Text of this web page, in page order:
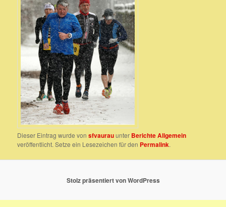
Dieser Eintrag wurde vonsfvaurauunter Berichte Allgemein
veröffentlicht. Setze ein Lesezeichen für den Permalink.
Stolz präsentiert von WordPress